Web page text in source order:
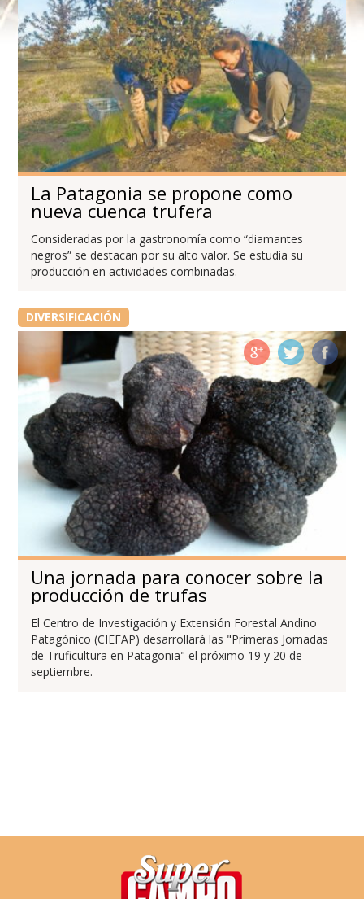
La Patagonia se propone como
nueva cuenca trufera
Consideradas por la gastronomía como “diamantes
negros” se destacan por su alto valor. Se estudia su
producción en actividades combinadas.
DIVERSIFICACIÓN
Una jornada para conocer sobre la
producción de trufas
El Centro de Investigación y Extensión Forestal Andino
Patagónico (CIEFAP) desarrollará las "Primeras Jornadas
de Truficultura en Patagonia" el próximo 19 y 20 de
septiembre.